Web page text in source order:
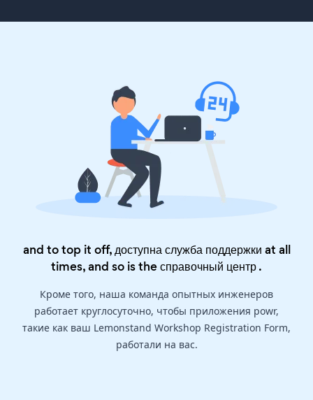
and to top it off, доступна служба поддержки at all
times, and so is theсправочный центр.
Кроме того, наша команда опытных инженеров
работает круглосуточно, чтобы приложения powr,
такие как ваш Lemonstand Workshop Registration Form,
работали на вас.